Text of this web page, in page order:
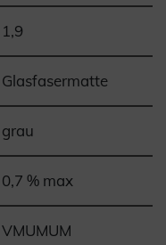
1,9
Glasfasermatte
grau
0,7 % max
VMUMUM